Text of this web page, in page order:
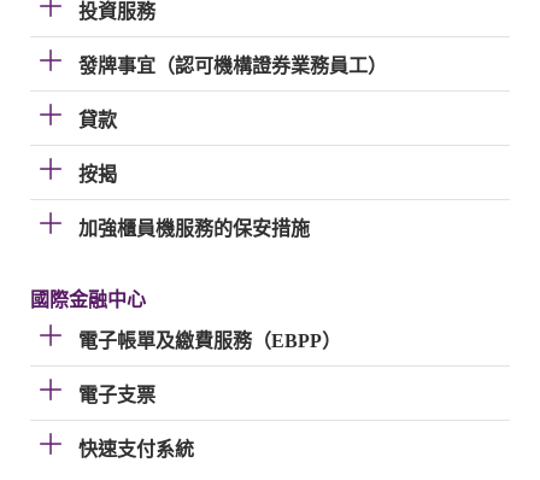
投資服務
發牌事宜（認可機構證券業務員工）
貸款
按揭
加強櫃員機服務的保安措施
國際金融中心
電子帳單及繳費服務（EBPP）
電子支票
快速支付系統